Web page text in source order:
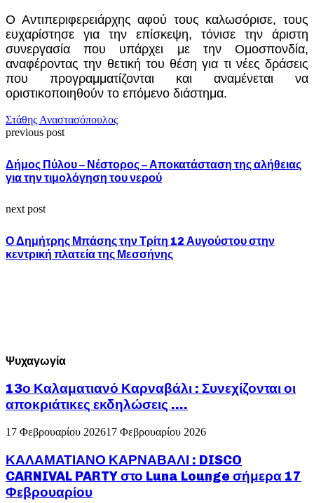
Ο Αντιπεριφερειάρχης αφού τους καλωσόρισε, τους
ευχαρίστησε για την επίσκεψη, τόνισε την άριστη
συνεργασία που υπάρχει με την Ομοσπονδία,
αναφέροντας την θετική του θέση για τι νέες δράσεις
που προγραμματίζονται και αναμένεται να
οριστικοποιηθούν το επόμενο διάστημα.
Στάθης Αναστασόπουλος
previous post
Δήμος Πύλου – Νέστορος – Αποκατάσταση της αλήθειας
για την τιμολόγηση του νερού
next post
Ο Δημήτρης Μπάσης την Τρίτη 12 Αυγούστου στην
κεντρική πλατεία της Μεσσήνης
Ψυχαγωγία
13ο Καλαματιανό Καρναβάλι : Συνεχίζονται οι
αποκριάτικες εκδηλώσεις ….
17 Φεβρουαρίου 202617 Φεβρουαρίου 2026
ΚΑΛΑΜΑΤΙΑΝΟ ΚΑΡΝΑΒΑΛΙ : DISCO
CARNIVAL PARTY στο Luna Lounge σήμερα 17
Φεβρουαρίου